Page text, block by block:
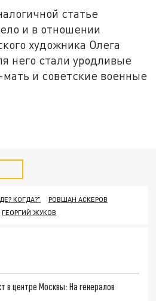
статье
и в отношении
художника Олега
него стали уродливые
и советские военные
КОГДА?"
РОВШАН АСКЕРОВ
ГЕОРГИЙ ЖУКОВ
в центре Москвы: На генералов